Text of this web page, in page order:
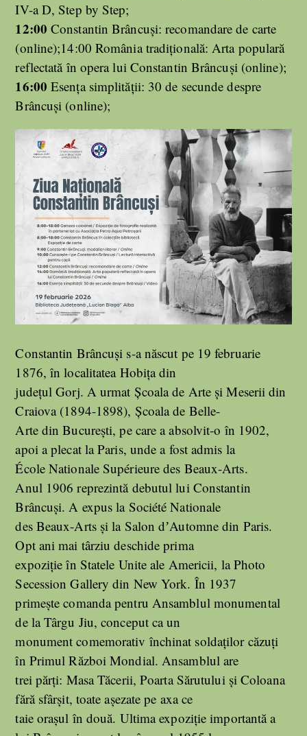
IV-a D, Step by Step;
12:00 Constantin Brâncuși: recomandare de carte
(online);14:00 România tradițională: Arta populară
reflectată în opera lui Constantin Brâncuși (online);
16:00 Esența simplității: 30 de secunde despre
Brâncuși (online);
Constantin Brâncuși s-a născut pe 19 februarie
1876, în localitatea Hobița din
județul Gorj. A urmat Şcoala de Arte şi Meserii din
Craiova (1894-1898), Şcoala de Belle-
Arte din Bucureşti, pe care a absolvit-o în 1902,
apoi a plecat la Paris, unde a fost admis la
École Nationale Supérieure des Beaux-Arts.
Anul 1906 reprezintă debutul lui Constantin
Brâncuși. A expus la Société Nationale
des Beaux-Arts și la Salon dʼAutomne din Paris.
Opt ani mai târziu deschide prima
expoziție în Statele Unite ale Americii, la Photo
Secession Gallery din New York. În 1937
primește comanda pentru Ansamblul monumental
de la Târgu Jiu, conceput ca un
monument comemorativ închinat soldaților căzuți
în Primul Război Mondial. Ansamblul are
trei părți: Masa Tăcerii, Poarta Sărutului și Coloana
fără sfârșit, toate așezate pe axa ce
taie orașul în două. Ultima expoziție importantă a